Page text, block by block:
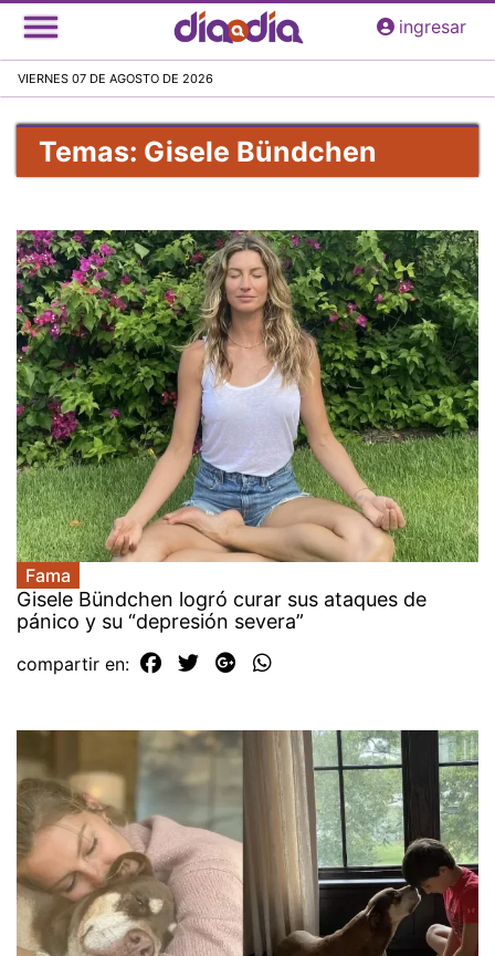
Pasar
al
principal
ingresar
VIERNES 07 DE AGOSTO DE 2026
Temas: Gisele Bündchen
Fama
Gisele Bündchen logró curar sus ataques de
pánico y su “depresión severa”
compartir en: